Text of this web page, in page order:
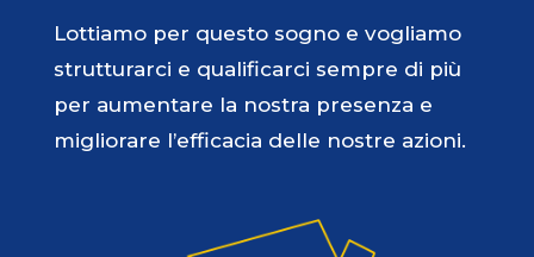
Lottiamo per questo sogno e vogliamo
strutturarci e qualificarci sempre di più
per aumentare la nostra presenza e
migliorare l’efficacia delle nostre azioni.